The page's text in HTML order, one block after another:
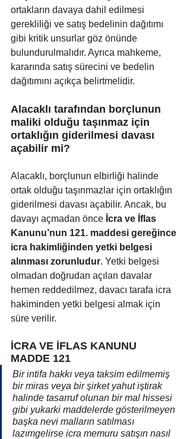
ortakların davaya dahil edilmesi
gerekliliği ve satış bedelinin dağıtımı
gibi kritik unsurlar göz önünde
bulundurulmalıdır. Ayrıca mahkeme,
kararında satış sürecini ve bedelin
dağıtımını açıkça belirtmelidir.
Alacaklı tarafından borçlunun
maliki olduğu taşınmaz için
ortaklığın giderilmesi davası
açabilir mi?
Alacaklı, borçlunun elbirliği halinde
ortak olduğu taşınmazlar için ortaklığın
giderilmesi davası açabilir. Ancak, bu
davayı açmadan önce İcra ve İflas
Kanunu’nun 121. maddesi gereğince
icra hakimliğinden yetki belgesi
alınması zorunludur. Yetki belgesi
olmadan doğrudan açılan davalar
hemen reddedilmez, davacı tarafa icra
hakiminden yetki belgesi almak için
süre verilir.
İCRA VE İFLAS KANUNU
MADDE 121
Bir intifa hakkı veya taksim edilmemiş
bir miras veya bir şirket yahut iştirak
halinde tasarruf olunan bir mal hissesi
gibi yukarki maddelerde gösterilmeyen
başka nevi malların satılması
lazımgelirse icra memuru satışın nasıl